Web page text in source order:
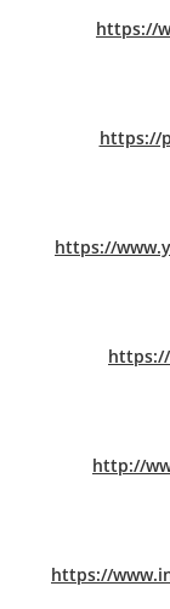
https://
https://
https://
http://
https://